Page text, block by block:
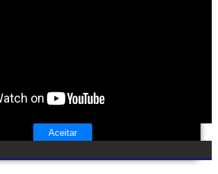
com o uso de cookies. Para mais
leia nossaPolítica de Privacidade
Aceitar